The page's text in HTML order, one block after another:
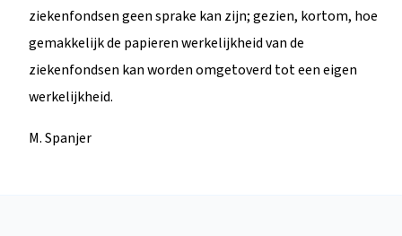
ziekenfondsen geen sprake kan zijn; gezien, kortom, hoe
gemakkelijk de papieren werkelijkheid van de
ziekenfondsen kan worden omgetoverd tot een eigen
werkelijkheid.
M. Spanjer